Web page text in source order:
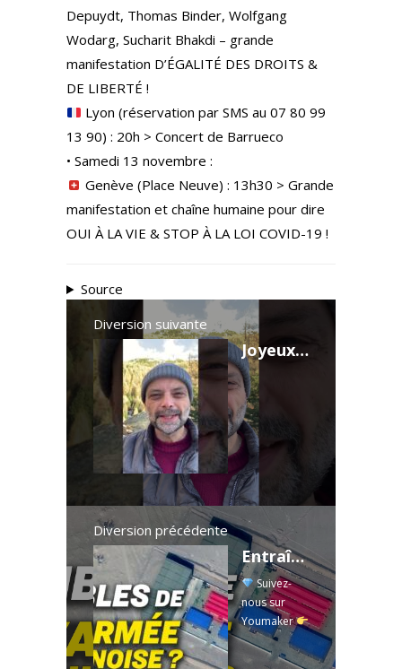
Depuydt, Thomas Binder, Wolfgang
Wodarg, Sucharit Bhakdi – grande
manifestation D’ÉGALITÉ DES DROITS &
DE LIBERTÉ !
Lyon (réservation par SMS au 07 80 99
13 90) : 20h > Concert de Barrueco
• Samedi 13 novembre :
Genève (Place Neuve) : 13h30 > Grande
manifestation et chaîne humaine pour dire
OUI À LA VIE & STOP À LA LOI COVID-19 !
Source
Diversion suivante
Joyeux anniversaire, M. Dostoïevski! Le briefing avec Slobodan Despot, VE à 18h30 sur YouTube.
Diversion précédente
Entraînement militaire : des maquettes de navires américains en Chine ; Tempête de neige à Pékin
Suivez-
nous sur
Youmaker
https://ntdtv.
fr/youmaker